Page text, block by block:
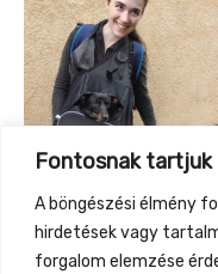
Fontosnak
A böngészési élmény
hirdetések vagy
forgalom elemzése